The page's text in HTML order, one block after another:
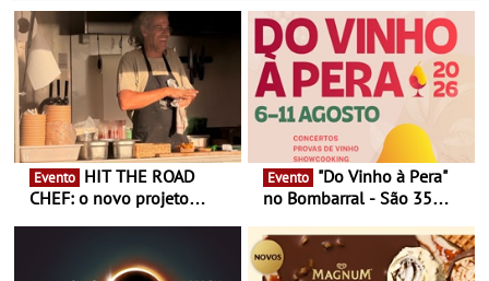
Evento
CHEF: o novo projeto
conceito gastronómico
Evento
no Bombarral - São 35
prova e seis dias de
experiências